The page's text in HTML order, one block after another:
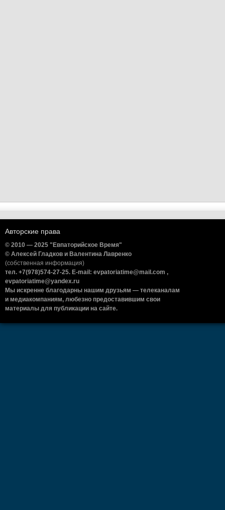
Авторские права
© 2010 — 2025 "Евпаторийское Время"
© Алексей Гладков и Валентина Лавренко
(собственная информация)
тел. +7(978)574-27-25. E-mail: evpatoriatime@mail.com ,
evpatoriatime@yandex.ru
Мы искренне благодарны нашим друзьям — телеканалам
и медиакомпаниям, любезно предоставившим свои
материалы для публикации на сайте.